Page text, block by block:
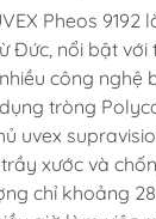
Pheos 9192
Đức, nổi bật với
công nghệ
tròng
uvex
xước và
chỉ khoảng